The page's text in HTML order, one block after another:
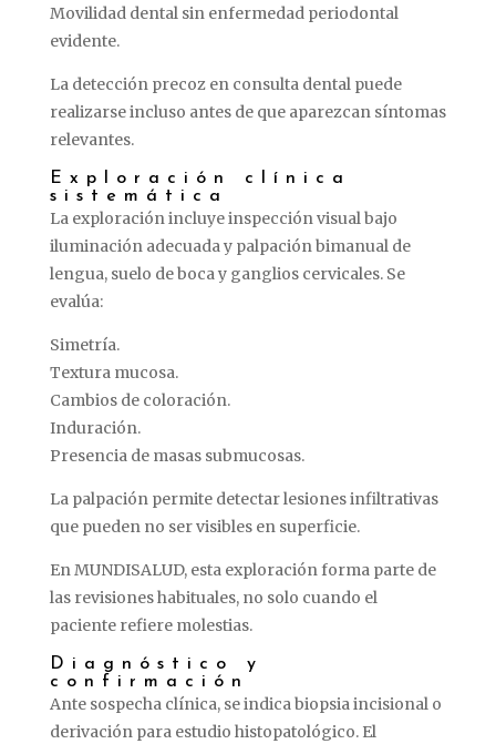
Movilidad dental sin enfermedad periodontal
evidente.
La detección precoz en consulta dental puede
realizarseincluso antes de que aparezcan síntomas
relevantes.
Exploración clínica
sistemática
La exploraciónincluyeinspecciónvisualbajo
iluminación adecuaday palpaciónbimanual de
lengua, suelo debocay ganglios cervicales. Se
evalúa:
Simetría.
Textura mucosa.
Cambios de coloración.
Induración.
Presencia de masas submucosas.
La palpación permite detectarlesionesinfiltrativas
que pueden no servisibles en superficie.
EnMUNDISALUD, esta exploraciónforma parte de
las revisioneshabituales, no solo cuando el
paciente refiere molestias.
Diagnóstico y
confirmación
Ante sospecha clínica, seindicabiopsiaincisional o
derivación para estudio histopatológico. El